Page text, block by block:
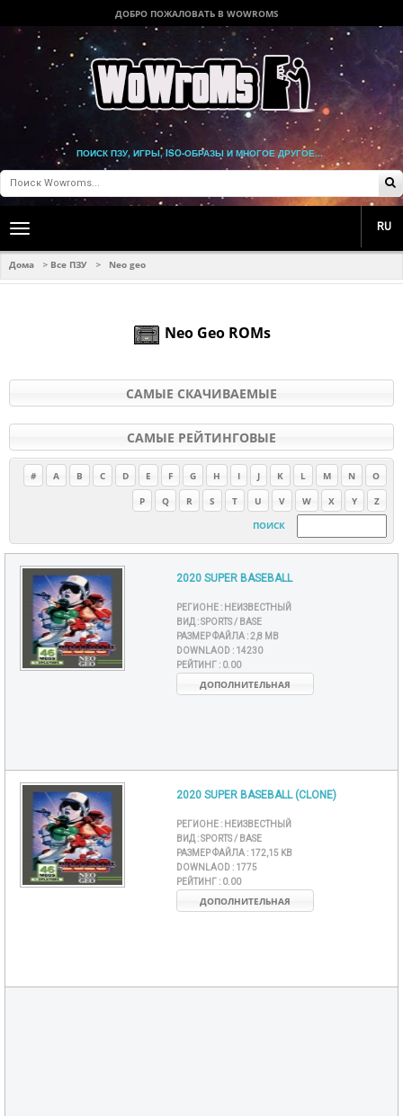
ДОБРО ПОЖАЛОВАТЬ В WOWROMS
ПОИСК ПЗУ, ИГРЫ, ISO-ОБРАЗЫ И МНОГОЕ ДРУГОЕ...
Toggle
navigation
RU
Дома > Все ПЗУ > Neo geo
Neo Geo ROMs
САМЫЕ СКАЧИВАЕМЫЕ
САМЫЕ РЕЙТИНГОВЫЕ
# A B C D E F G H I J K L M N
O
P
Q R S T U V W X Y
Z
ПОИСК
2020 SUPER BASEBALL
РЕГИОНЕ : НЕИЗВЕСТНЫЙ
ВИД :SPORTS / BASE
РАЗМЕР ФАЙЛА :2,8 MB
DOWNLAOD : 14230
РЕЙТИНГ : 0.00
ДОПОЛНИТЕЛЬНАЯ
2020 SUPER BASEBALL (CLONE)
РЕГИОНЕ : НЕИЗВЕСТНЫЙ
ВИД :SPORTS / BASE
РАЗМЕР ФАЙЛА : 172,15 KB
DOWNLAOD : 1775
РЕЙТИНГ : 0.00
ДОПОЛНИТЕЛЬНАЯ